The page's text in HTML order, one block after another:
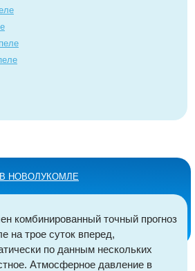
НОВОЛУКОМЛЕ
комбинированный точный прогноз
на трое суток вперед,
по данным нескольких
Атмосферное давление в